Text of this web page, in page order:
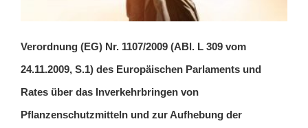
Verordnung (EG) Nr. 1107/2009 (ABl. L 309 vom
24.11.2009, S.1) des Europäischen Parlaments und
Rates über das Inverkehrbringen von
Pflanzenschutzmitteln und zur Aufhebung der